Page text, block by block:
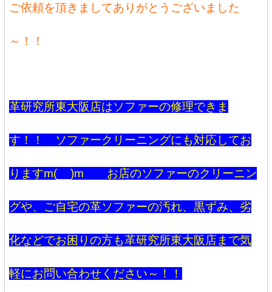
ご依頼を頂きましてありがとうございました
～！！
革研究所東大阪店はソファーの修理できま
す！！ ソファークリーニングにも対応してお
りますm(__)m お店のソファーのクリーニン
グや、ご自宅の革ソファーの汚れ、黒ずみ、劣
化などでお困りの方も革研究所東大阪店まで気
軽にお問い合わせください～！！